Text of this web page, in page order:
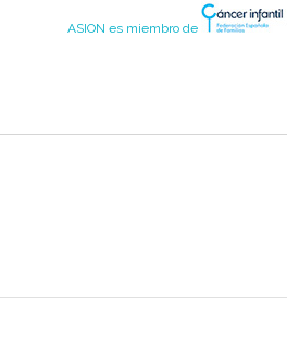
ASION es miembro de